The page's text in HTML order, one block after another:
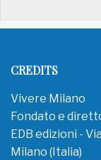
CREDITS
Vivere Milano
Fondato e
EDB edizioni -
Milano (Italia)